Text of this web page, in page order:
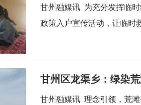
甘州融媒讯 为充分发挥临
政策入户宣传活动，让临时
甘州区龙渠乡：绿染
甘州融媒讯 理念引领，荒滩